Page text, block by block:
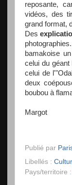
reposante,
vidéos, des
grand format,
Des
bamakoise
celui du géant
celui de
deux
boubou à
Margot
Publié par
Libellés :
Pays/territoire :